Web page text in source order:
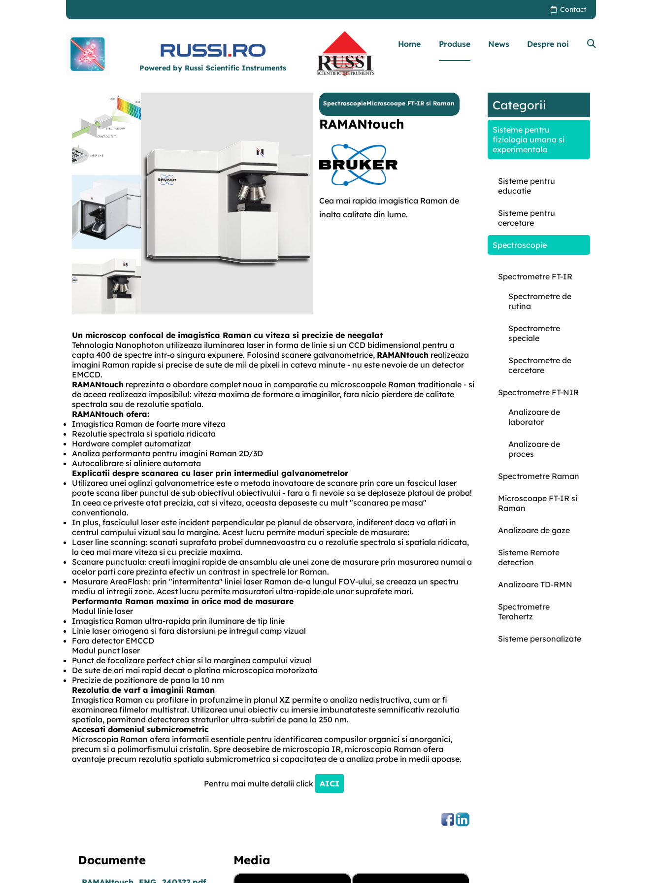
Contact
Powered by Russi Scientific Instruments
Home Produse News Despre noi
SpectroscopieMicroscoape FT-IR si Raman
RAMANtouch
Cea mai rapida imagistica Raman de
inalta calitate din lume.
Un microscop confocal de imagistica Raman cu viteza si precizie de neegalat
Tehnologia Nanophoton utilizeaza iluminarea laser in forma de linie si un CCD bidimensional pentru a
capta 400 de spectre intr-o singura expunere. Folosind scanere galvanometrice, RAMANtouch realizeaza
imagini Raman rapide si precise de sute de mii de pixeli in cateva minute - nu este nevoie de un detector
EMCCD.
RAMANtouch reprezinta o abordare complet noua in comparatie cu microscoapele Raman traditionale - si
de aceea realizeaza imposibilul: viteza maxima de formare a imaginilor, fara nicio pierdere de calitate
spectrala sau de rezolutie spatiala.
RAMANtouch ofera:
Imagistica Raman de foarte mare viteza
Rezolutie spectrala si spatiala ridicata
Hardware complet automatizat
Analiza performanta pentru imagini Raman 2D/3D
Autocalibrare si aliniere automata
Explicatii despre scanarea cu laser prin intermediul galvanometrelor
Utilizarea unei oglinzi galvanometrice este o metoda inovatoare de scanare prin care un fascicul laser
poate scana liber punctul de sub obiectivul obiectivului - fara a fi nevoie sa se deplaseze platoul de proba!
In ceea ce priveste atat precizia, cat si viteza, aceasta depaseste cu mult "scanarea pe masa"
conventionala.
In plus, fasciculul laser este incident perpendicular pe planul de observare, indiferent daca va aflati in
centrul campului vizual sau la margine. Acest lucru permite moduri speciale de masurare:
Laser line scanning: scanati suprafata probei dumneavoastra cu o rezolutie spectrala si spatiala ridicata,
la cea mai mare viteza si cu precizie maxima.
Scanare punctuala: creati imagini rapide de ansamblu ale unei zone de masurare prin masurarea numai a
acelor parti care prezinta efectiv un contrast in spectrele lor Raman.
Masurare AreaFlash: prin "intermitenta" liniei laser Raman de-a lungul FOV-ului, se creeaza un spectru
mediu al intregii zone. Acest lucru permite masuratori ultra-rapide ale unor suprafete mari.
Performanta Raman maxima in orice mod de masurare
Modul linie laser
Imagistica Raman ultra-rapida prin iluminare de tip linie
Linie laser omogena si fara distorsiuni pe intregul camp vizual
Fara detector EMCCD
Modul punct laser
Punct de focalizare perfect chiar si la marginea campului vizual
De sute de ori mai rapid decat o platina microscopica motorizata
Precizie de pozitionare de pana la 10 nm
Rezolutia de varf a imaginii Raman
Imagistica Raman cu profilare in profunzime in planul XZ permite o analiza nedistructiva, cum ar fi
examinarea filmelor multistrat. Utilizarea unui obiectiv cu imersie imbunatateste semnificativ rezolutia
spatiala, permitand detectarea straturilor ultra-subtiri de pana la 250 nm.
Accesati domeniul submicrometric
Microscopia Raman ofera informatii esentiale pentru identificarea compusilor organici si anorganici,
precum si a polimorfismului cristalin. Spre deosebire de microscopia IR, microscopia Raman ofera
avantaje precum rezolutia spatiala submicrometrica si capacitatea de a analiza probe in medii apoase.
Pentru mai multe detalii click AICI
Documente Media
Categorii
Sisteme pentru
fiziologia umana si
experimentala
Sisteme pentru
educatie
Sisteme pentru
cercetare
Spectroscopie
Spectrometre FT-IR
Spectrometre de
rutina
Spectrometre
speciale
Spectrometre de
cercetare
Spectrometre FT-NIR
Analizoare de
laborator
Analizoare de
proces
Spectrometre Raman
Microscoape FT-IR si
Raman
Analizoare de gaze
Sisteme Remote
detection
Analizoare TD-RMN
Spectrometre
Terahertz
Sisteme personalizate